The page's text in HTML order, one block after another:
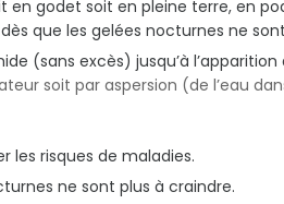
en godet soit en pleine terre, en
que les gelées nocturnes ne
(sans excès) jusqu’à
soit par aspersion (de l’eau
les risques de maladies.
ne sont plus à craindre.